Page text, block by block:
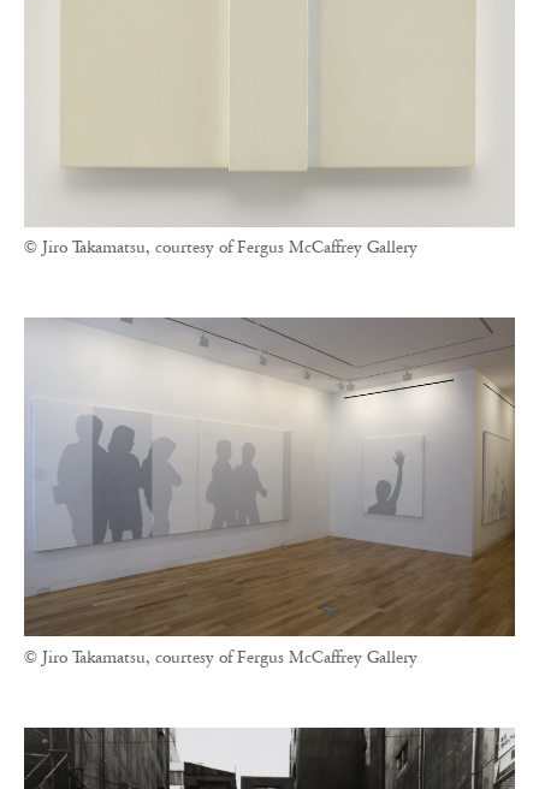
© Jiro Takamatsu, courtesy of Fergus McCaffrey Gallery
© Jiro Takamatsu, courtesy of Fergus McCaffrey Gallery